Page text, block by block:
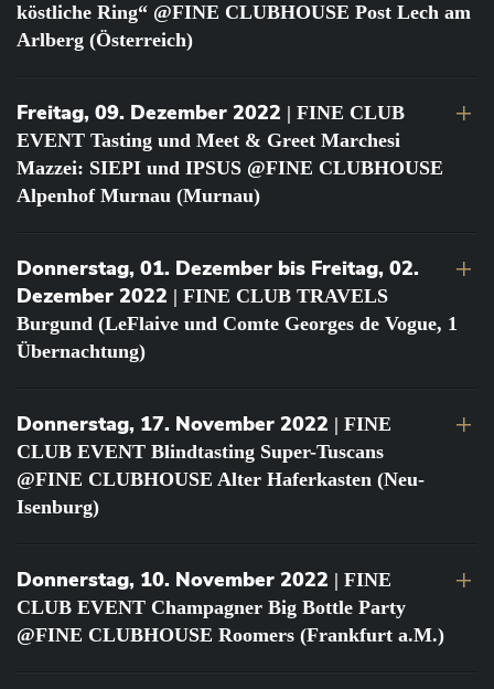
köstliche Ring“ @FINE CLUBHOUSE Post Lech am
Arlberg (Österreich)
Freitag, 09. Dezember 2022 | FINE CLUB
EVENT Tasting und Meet & Greet Marchesi
Mazzei: SIEPI und IPSUS @FINE CLUBHOUSE
Alpenhof Murnau (Murnau)
Donnerstag, 01. Dezember bis Freitag, 02.
Dezember 2022 | FINE CLUB TRAVELS
Burgund (LeFlaive und Comte Georges de Vogue, 1
Übernachtung)
Donnerstag, 17. November 2022 | FINE
CLUB EVENT Blindtasting Super-Tuscans
@FINE CLUBHOUSE Alter Haferkasten (Neu-
Isenburg)
Donnerstag, 10. November 2022 | FINE
CLUB EVENT Champagner Big Bottle Party
@FINE CLUBHOUSE Roomers (Frankfurt a.M.)